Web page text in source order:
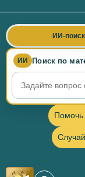
ИИ Поиск по
ИИ-поиск
Помочь